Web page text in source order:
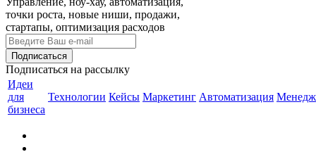
точки роста, новые ниши, продажи,
стартапы, оптимизация расходов
Подписаться на рассылку
Идеи
для
бизнеса
Технологии Кейсы Маркетинг Автоматизация